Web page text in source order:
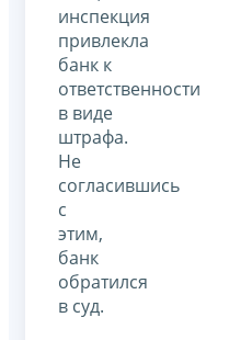
инспекция
привлекла
банк к
ответственности
в виде
штрафа.
Не
согласившись
с
этим,
банк
обратился
в суд.